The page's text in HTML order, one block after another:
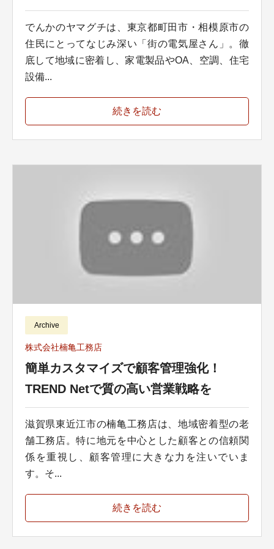
でんかのヤマグチは、東京都町田市・相模原市の
住民にとってなじみ深い「街の電気屋さん」。徹
底して地域に密着し、家電製品やOA、空調、住宅
設備...
続きを読む
Archive
株式会社楠亀工務店
簡単カスタマイズで顧客管理強化！
TREND Netで質の高い営業戦略を
滋賀県東近江市の楠亀工務店は、地域密着型の老
舗工務店。特に地元を中心とした顧客との信頼関
係を重視し、顧客管理に大きな力を注いでいま
す。そ...
続きを読む